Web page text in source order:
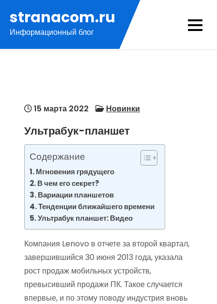
содержимому
stranacom.ru
Информационный блог
15 марта 2022 Новинки
Ультрабук-планшет
Содержание
Мгновения грядущего
В чем его секрет?
Вариации планшетов
Тенденции ближайшего времени
Ультрабук планшет: Видео
Компания Lenovo в отчете за второй квартал,
завершившийся 30 июня 2013 года, указала
рост продаж мобильных устройств,
превысивший продажи ПК. Такое случается
впервые, и по этому поводу индустрия вновь